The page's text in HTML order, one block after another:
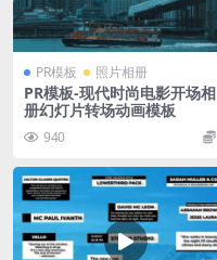
PR模板 照片相册
PR模板-现代时尚电影开场相
册幻灯片转场动画模板
940